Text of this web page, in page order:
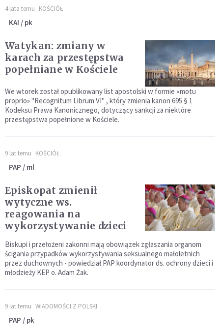
4 lata temu KOŚCIÓŁ
KAI / pk
Watykan: zmiany w
karach za przestępstwa
popełniane w Kościele
We wtorek został opublikowany list apostolski w formie «motu
proprio» "Recognitum Librum VI" , który zmienia kanon 695 § 1
Kodeksu Prawa Kanonicznego, dotyczący sankcji za niektóre
przestępstwa popełnione w Kościele.
9 lat temu KOŚCIÓŁ
PAP / ml
Episkopat zmienił
wytyczne ws.
reagowania na
wykorzystywanie dzieci
Biskupi i przełożeni zakonni mają obowiązek zgłaszania organom
ścigania przypadków wykorzystywania seksualnego małoletnich
przez duchownych - powiedział PAP koordynator ds. ochrony dzieci i
młodzieży KEP o. Adam Żak.
9 lat temu WIADOMOŚCI Z POLSKI
PAP / pk